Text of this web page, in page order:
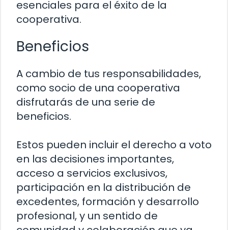
esenciales para el éxito de la
cooperativa.
Beneficios
A cambio de tus responsabilidades,
como socio de una cooperativa
disfrutarás de una serie de
beneficios.
Estos pueden incluir el derecho a voto
en las decisiones importantes,
acceso a servicios exclusivos,
participación en la distribución de
excedentes, formación y desarrollo
profesional, y un sentido de